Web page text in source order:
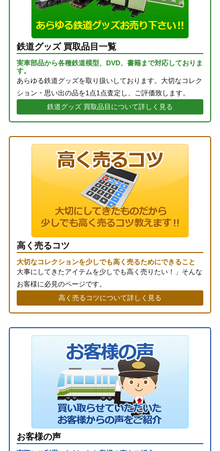
鉄道グッズ 買取品目一覧
実車部品から各種鉄道模型、DVD、書籍まで対応しておりま
す。
あらゆる鉄道グッズを取り扱いしております。大切なコレク
ション・思い出の品を1点1点査定し、ご評価致します。
鉄道グッズ 買取品目について詳しく見る
高く売るコツ
大切なコレクションを少しでも高く売るためにできること
大事にしてきたアイテムを少しでも高く売りたい！」そんな
お客様に必見のページです。
高く売るコツについて詳しく見る
お客様の声